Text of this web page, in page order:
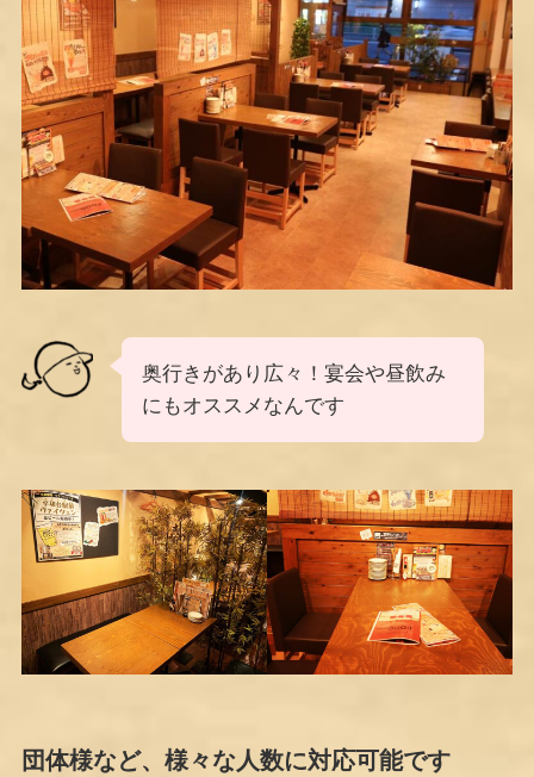
奥行きがあり広々！宴会や昼飲み
にもオススメなんです
団体様など、様々な人数に対応可能です